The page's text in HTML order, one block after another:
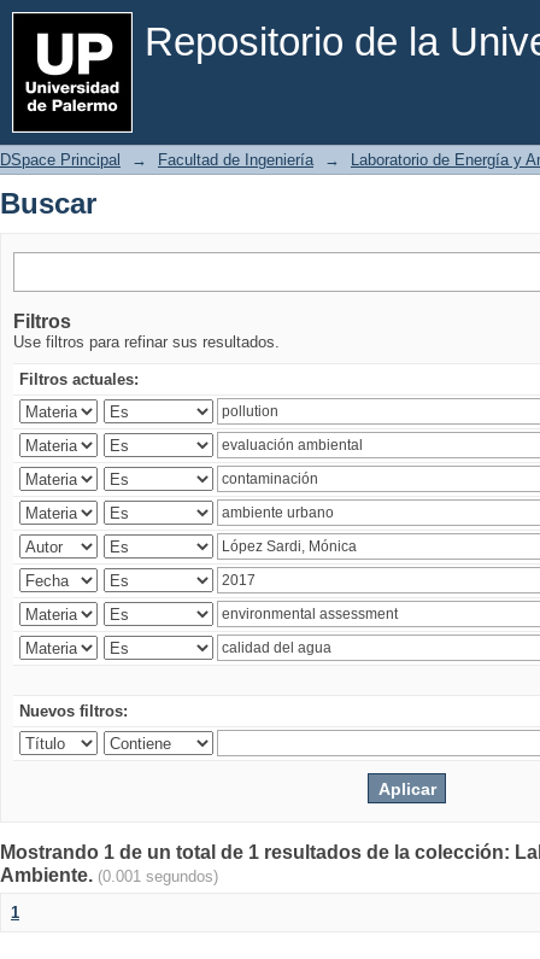
Repositorio de la
Buscar
DSpace Principal → Facultad de Ingeniería → Laboratorio de Energía y
Buscar
Filtros
Use filtros para refinar sus resultados.
Filtros actuales:
Nuevos filtros:
Mostrando 1 de un total de 1 resultados de la colección:
Ambiente. (0.001 segundos)
1